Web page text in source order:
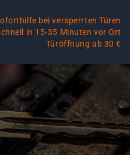
bei versperrten Türen
in 15-35 Minuten vor Ort
Türöffnung ab 30 €